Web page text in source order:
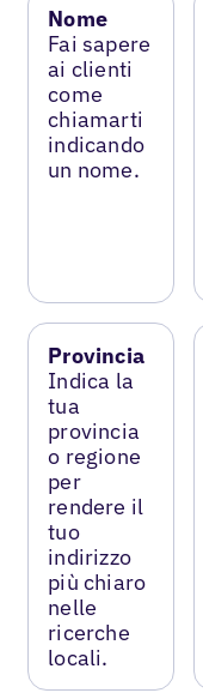
Nome
Fai sapere
ai clienti
come
chiamarti
indicando
un nome.
Provincia
Indica la
tua
provincia
o regione
per
rendere il
tuo
indirizzo
più chiaro
nelle
ricerche
locali.